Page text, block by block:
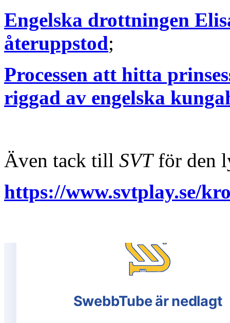
Engelska drottningen
återuppstod;
Processen att hitta
riggad av engelska
Även tack till SVTför den
https://www.svtplay.se/